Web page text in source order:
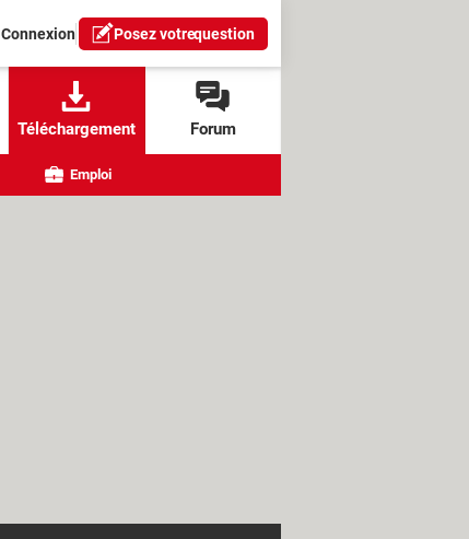
Connexion Posez votrequestion
Téléchargement Forum
Emploi